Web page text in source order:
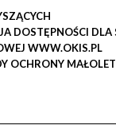
DOSTĘPNOŚCI DLA
WWW.OKIS.PL
OCHRONY